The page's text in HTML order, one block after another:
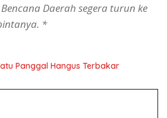
Daerah segera turun ke
*
Panggal Hangus Terbakar